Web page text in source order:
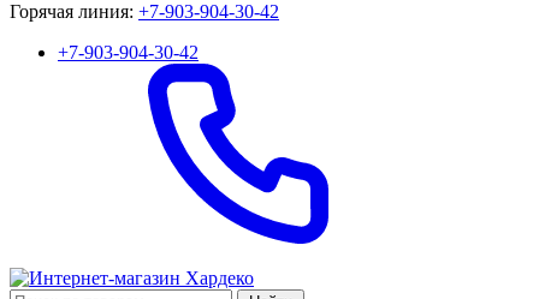
Горячая линия: +7-903-904-30-42
+7-903-904-30-42